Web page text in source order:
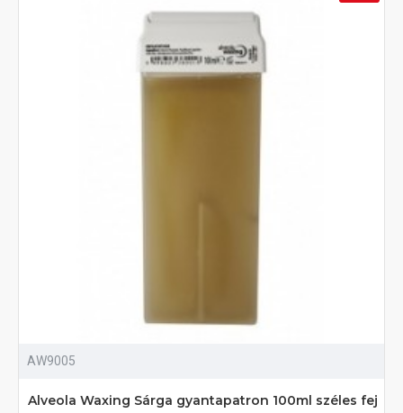
AW9005
Alveola Waxing Sárga gyantapatron 100ml széles fej